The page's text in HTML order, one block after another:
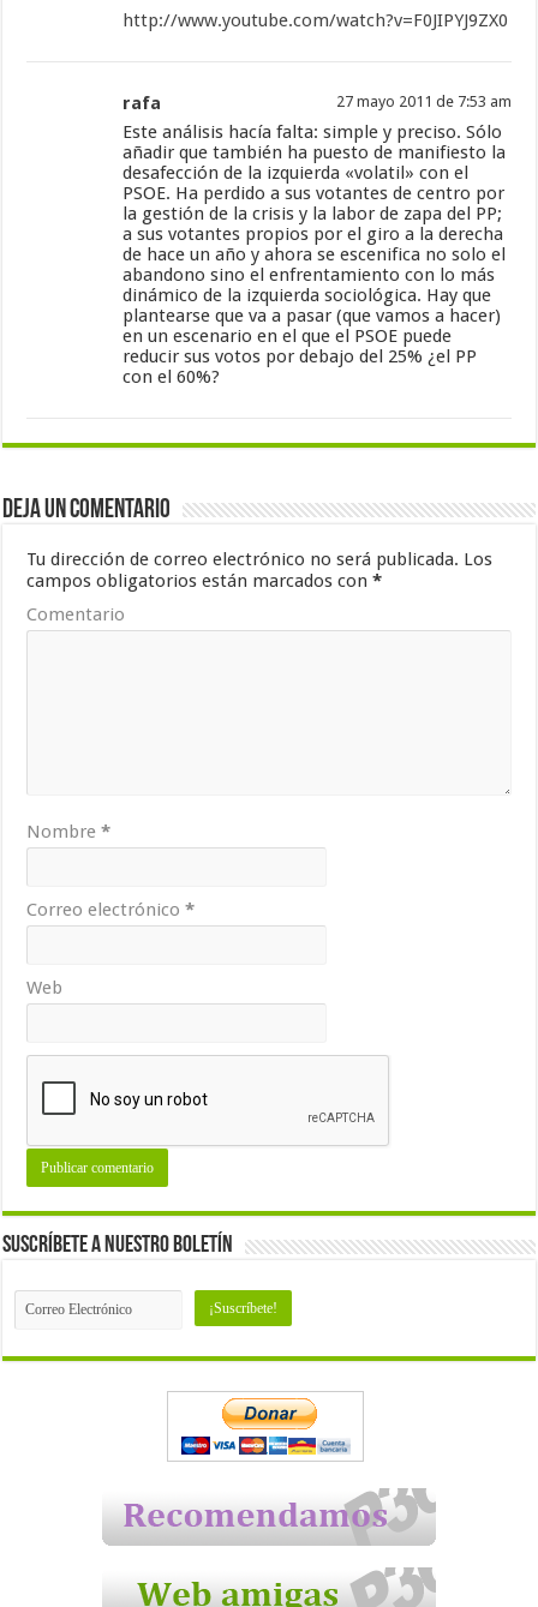
http://www.youtube.com/watch?v=F0JIPYJ9ZX0
rafa 27 mayo 2011 de 7:53 am
Este análisis hacía falta: simple y preciso. Sólo
añadir que también ha puesto de manifiesto la
desafección de la izquierda «volatil» con el
PSOE. Ha perdido a sus votantes de centro por
la gestión de la crisis y la labor de zapa del PP;
a sus votantes propios por el giro a la derecha
de hace un año y ahora se escenifica no solo el
abandono sino el enfrentamiento con lo más
dinámico de la izquierda sociológica. Hay que
plantearse que va a pasar (que vamos a hacer)
en un escenario en el que el PSOE puede
reducir sus votos por debajo del 25% ¿el PP
con el 60%?
Deja un comentario
Tu dirección de correo electrónico no será publicada. Los
campos obligatorios están marcados con*
Comentario
Nombre*
Correo electrónico*
Web
Suscríbete a nuestro Boletín